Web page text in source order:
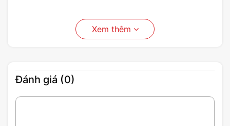
Xem thêm
Đánh giá (0)